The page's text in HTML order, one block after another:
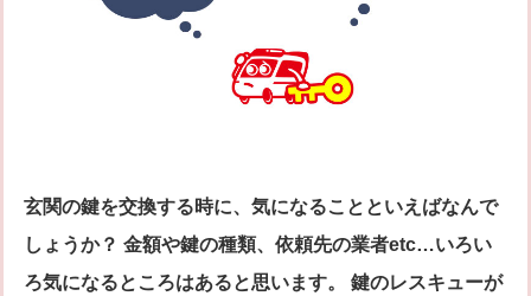
お車、バイクのメーカー・車種
かんたん料金チェック
玄関の鍵を交換する時に、気になることといえばなんで
しょうか？ 金額や鍵の種類、依頼先の業者etc…いろい
ろ気になるところはあると思います。 鍵のレスキューが